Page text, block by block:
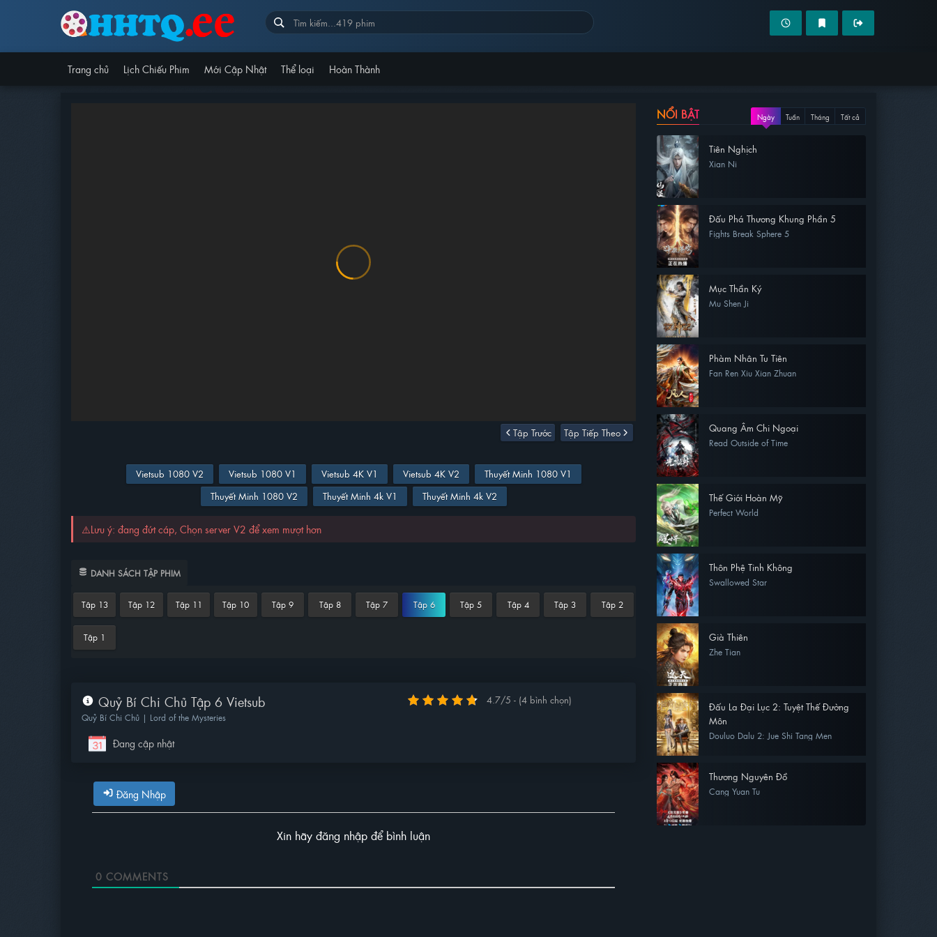
Trang chủ Lịch Chiếu Phim Mới Cập Nhật Thể loại Hoàn Thành
Tập Trước Tập Tiếp Theo
Vietsub 1080 V2 Vietsub 1080 V1 Vietsub 4K V1 Vietsub 4K V2
Thuyết Minh 1080 V1
Thuyết Minh 1080 V2
Thuyết Minh 4k V1 Thuyết Minh 4k V2
⚠️Lưu ý: đang đứt cáp, Chọn server V2 để xem mượt hơn
DANH SÁCH TẬP PHIM
Tập 13 Tập 12 Tập 11 Tập 10 Tập 9 Tập 8 Tập 7 Tập 6 Tập 5 Tập 4 Tập 3 Tập 2
Tập 1
Quỷ Bí Chi Chủ Tập 6 Vietsub
Quỷ Bí Chi Chủ | Lord of the Mysteries
Đang cập nhật
4.7/5 - (4 bình chọn)
Đăng Nhập
Xin hãy đăng nhập để bình luận
0 COMMENTS
NỔI BẬT Ngày Tuần Tháng Tất cả
Tiên Nghịch
Xian Ni
Đấu Phá Thương Khung Phần 5
Fights Break Sphere 5
Mục Thần Ký
Mu Shen Ji
Phàm Nhân Tu Tiên
Fan Ren Xiu Xian Zhuan
Quang Âm Chi Ngoại
Read Outside of Time
Thế Giới Hoàn Mỹ
Perfect World
Thôn Phệ Tinh Không
Swallowed Star
Già Thiên
Zhe Tian
Đấu La Đại Lục 2: Tuyệt Thế Đường
Môn
Douluo Dalu 2: Jue Shi Tang Men
Thương Nguyên Đồ
Cang Yuan Tu